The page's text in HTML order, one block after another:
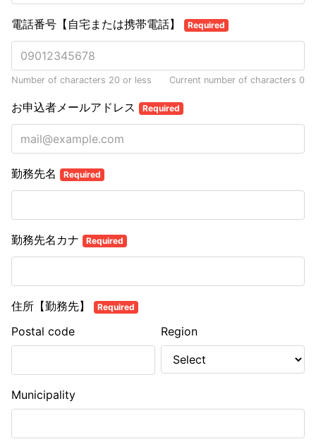
電話番号【自宅または携帯電話】 Required
Number of characters 20 or less Current number of characters 0
お申込者メールアドレス Required
勤務先名 Required
勤務先名カナ Required
住所【勤務先】 Required
Postal code Region
Municipality